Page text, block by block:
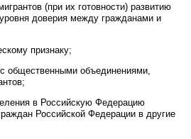
(при их готовности) развитию
доверия между гражданами и
признаку;
общественными объединениями,
в Российскую Федерацию
Российской Федерации в другие